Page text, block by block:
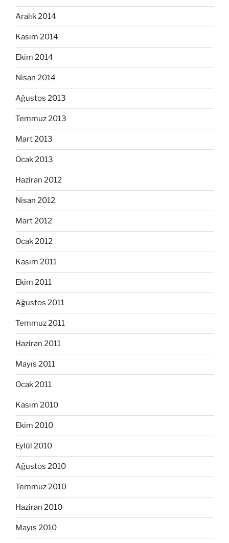
Aralık 2014
Kasım 2014
Ekim 2014
Nisan 2014
Ağustos 2013
Temmuz 2013
Mart 2013
Ocak 2013
Haziran 2012
Nisan 2012
Mart 2012
Ocak 2012
Kasım 2011
Ekim 2011
Ağustos 2011
Temmuz 2011
Haziran 2011
Mayıs 2011
Ocak 2011
Kasım 2010
Ekim 2010
Eylül 2010
Ağustos 2010
Temmuz 2010
Haziran 2010
Mayıs 2010